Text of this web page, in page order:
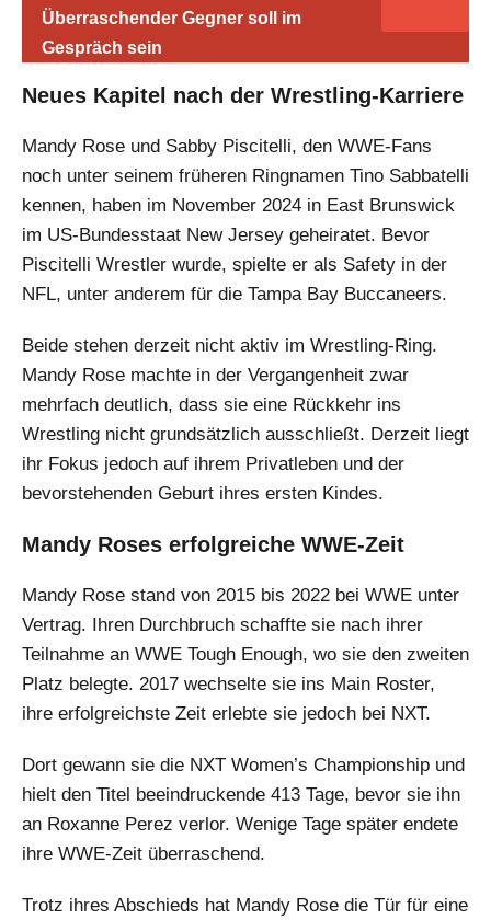
Überraschender Gegner soll im
Gespräch sein
Neues Kapitel nach der Wrestling-Karriere
Mandy Rose und Sabby Piscitelli, den WWE-Fans
noch unter seinem früheren Ringnamen Tino Sabbatelli
kennen, haben im November 2024 in East Brunswick
im US-Bundesstaat New Jersey geheiratet. Bevor
Piscitelli Wrestler wurde, spielte er als Safety in der
NFL, unter anderem für die Tampa Bay Buccaneers.
Beide stehen derzeit nicht aktiv im Wrestling-Ring.
Mandy Rose machte in der Vergangenheit zwar
mehrfach deutlich, dass sie eine Rückkehr ins
Wrestling nicht grundsätzlich ausschließt. Derzeit liegt
ihr Fokus jedoch auf ihrem Privatleben und der
bevorstehenden Geburt ihres ersten Kindes.
Mandy Roses erfolgreiche WWE-Zeit
Mandy Rose stand von 2015 bis 2022 bei WWE unter
Vertrag. Ihren Durchbruch schaffte sie nach ihrer
Teilnahme an WWE Tough Enough, wo sie den zweiten
Platz belegte. 2017 wechselte sie ins Main Roster,
ihre erfolgreichste Zeit erlebte sie jedoch bei NXT.
Dort gewann sie die NXT Women’s Championship und
hielt den Titel beeindruckende 413 Tage, bevor sie ihn
an Roxanne Perez verlor. Wenige Tage später endete
ihre WWE-Zeit überraschend.
Trotz ihres Abschieds hat Mandy Rose die Tür für eine